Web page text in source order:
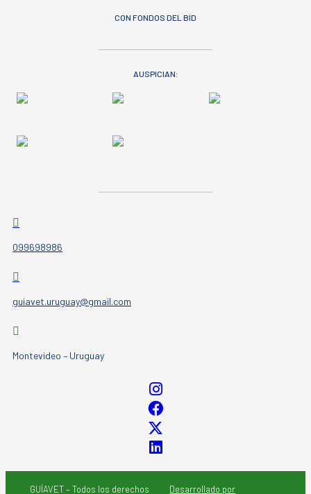
CON FONDOS DEL BID
AUSPICIAN:
099698986
guiavet.uruguay@gmail.com
Montevideo – Uruguay
GUÍAVET – Todos los derechos Desarrollado por